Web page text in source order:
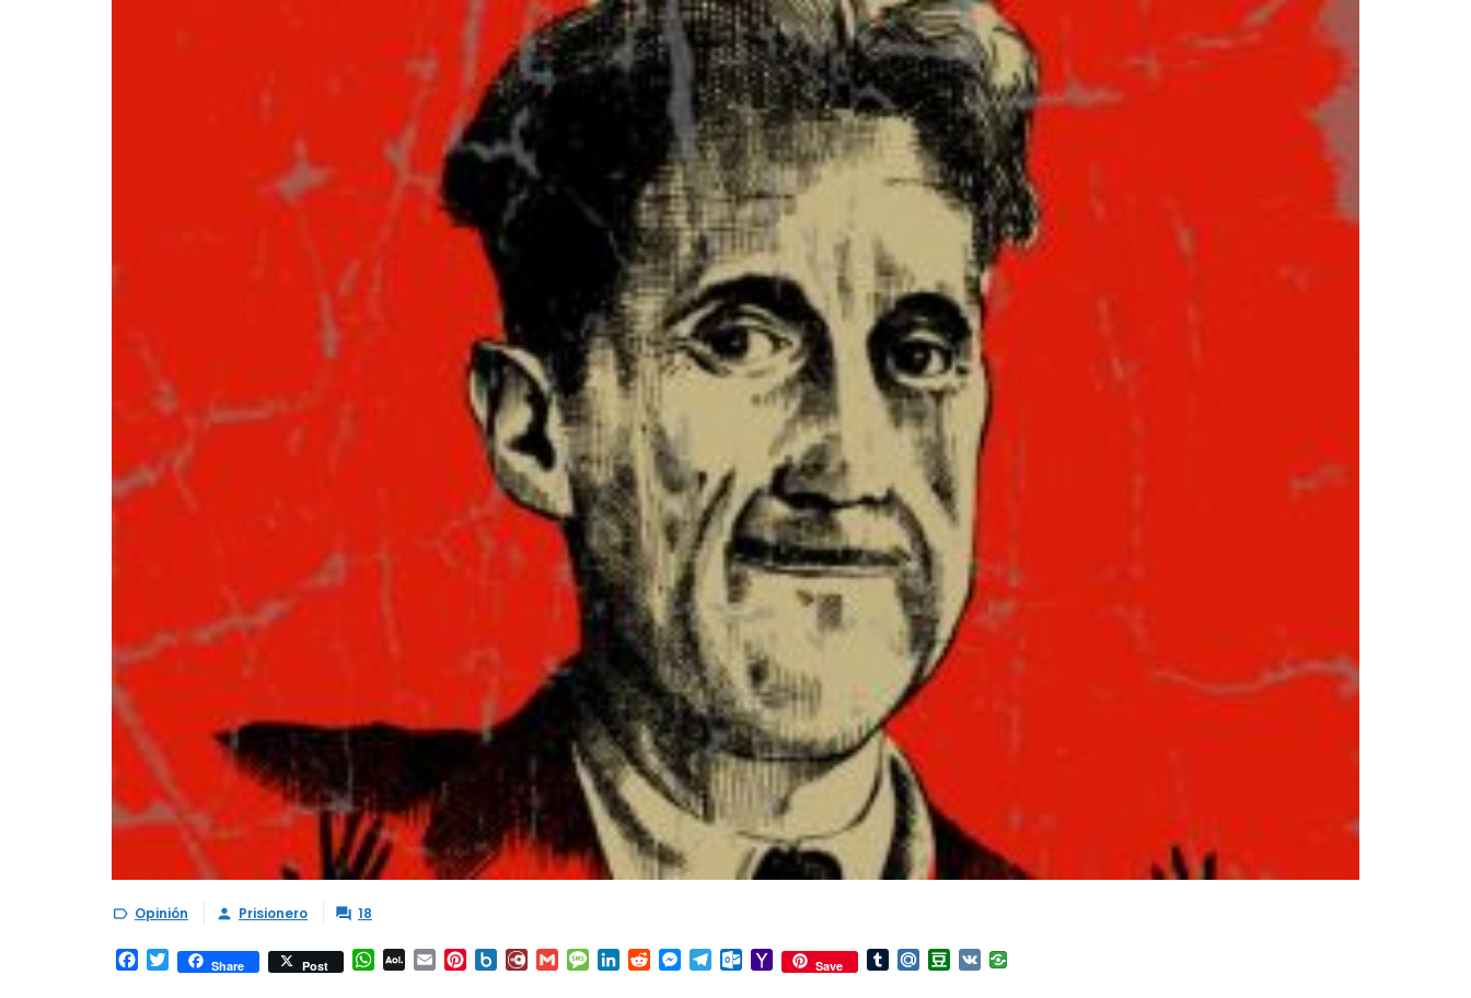
 Opinión  Prisionero  18
Facebook
TwitterShare Post WhatsApp
AOL Email Pinterest
Box.netDiary.RuGmailMessage
LinkedInRedditMessenger
TelegramOutlook.com
YahooSave TumblrMail.RuDouban
VK